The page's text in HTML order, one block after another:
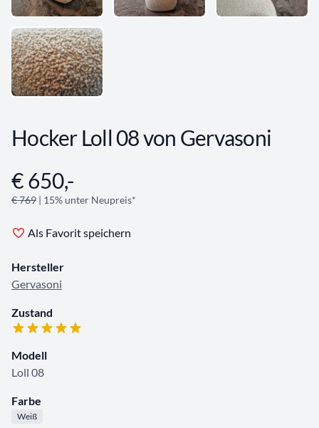
Hocker Loll 08 von Gervasoni
Angebotsinformationen
€ 650,-
€ 769 | 15% unter Neupreis*
Als Favorit speichern
Hersteller
Gervasoni
Zustand
Modell
Loll 08
Farbe
Weiß